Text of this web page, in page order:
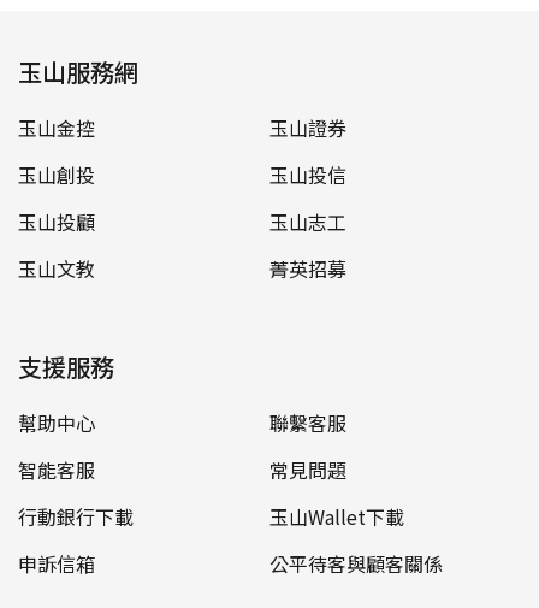
玉山服務網
玉山金控
玉山證券
玉山創投
玉山投信
玉山投顧
玉山志工
玉山文教
菁英招募
支援服務
幫助中心
聯繫客服
智能客服
常見問題
行動銀行下載
玉山Wallet下載
申訴信箱
公平待客與顧客關係